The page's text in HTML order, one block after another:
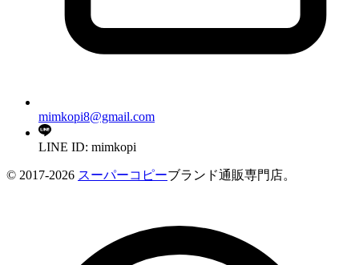
mimkopi8@gmail.com
LINE ID: mimkopi
© 2017-2026 スーパーコピーブランド通販専門店。